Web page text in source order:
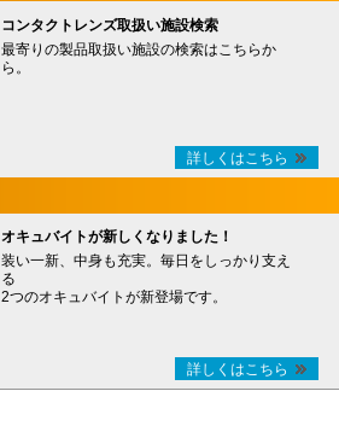
コンタクトレンズ取扱い施設検索
最寄りの製品取扱い施設の検索はこちらか
ら。
詳しくはこちら
オキュバイトが新しくなりました！
装い一新、中身も充実。毎日をしっかり支え
る
2つのオキュバイトが新登場です。
詳しくはこちら